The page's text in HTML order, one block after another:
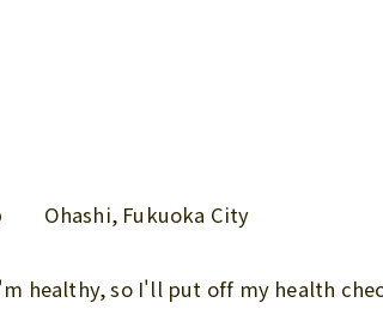
Ohashi, Fukuoka City
healthy, so I'll put off my health